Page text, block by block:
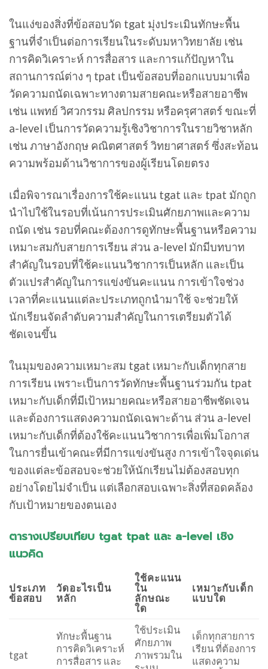
ในแง่ของสิ่งที่ข้อสอบวัด tgat มุ่งประเมินทักษะพื้น
ฐานที่จำเป็นต่อการเรียนในระดับมหาวิทยาลัย เช่น
การคิดวิเคราะห์ การสื่อสาร และการแก้ปัญหาใน
สถานการณ์ต่าง ๆ tpat เป็นข้อสอบที่ออกแบบมาเพื่อ
วัดความถนัดเฉพาะทางตามสายคณะหรือสายอาชีพ
เช่น แพทย์ วิศวกรรม ศิลปกรรม หรือครุศาสตร์ ขณะที่
a-level เป็นการวัดความรู้เชิงวิชาการในรายวิชาหลัก
เช่น ภาษาอังกฤษ คณิตศาสตร์ วิทยาศาสตร์ ซึ่งสะท้อน
ความพร้อมด้านวิชาการของผู้เรียนโดยตรง
เมื่อพิจารณาเรื่องการใช้คะแนน tgat และ tpat มักถูก
นำไปใช้ในรอบที่เน้นการประเมินศักยภาพและความ
ถนัด เช่น รอบที่คณะต้องการดูทักษะพื้นฐานหรือความ
เหมาะสมกับสายการเรียน ส่วน a-level มักมีบทบาท
สำคัญในรอบที่ใช้คะแนนวิชาการเป็นหลัก และเป็น
ตัวแปรสำคัญในการแข่งขันคะแนน การเข้าใจช่วง
เวลาที่คะแนนแต่ละประเภทถูกนำมาใช้ จะช่วยให้
นักเรียนจัดลำดับความสำคัญในการเตรียมตัวได้
ชัดเจนขึ้น
ในมุมของความเหมาะสม tgat เหมาะกับเด็กทุกสาย
การเรียน เพราะเป็นการวัดทักษะพื้นฐานร่วมกัน tpat
เหมาะกับเด็กที่มีเป้าหมายคณะหรือสายอาชีพชัดเจน
และต้องการแสดงความถนัดเฉพาะด้าน ส่วน a-level
เหมาะกับเด็กที่ต้องใช้คะแนนวิชาการเพื่อเพิ่มโอกาส
ในการยื่นเข้าคณะที่มีการแข่งขันสูง การเข้าใจจุดเด่น
ของแต่ละข้อสอบจะช่วยให้นักเรียนไม่ต้องสอบทุก
อย่างโดยไม่จำเป็น แต่เลือกสอบเฉพาะสิ่งที่สอดคล้อง
กับเป้าหมายของตนเอง
ตารางเปรียบเทียบ tgat tpat และ a-level เชิง
แนวคิด
ประเภท
ข้อสอบ
วัดอะไรเป็น
หลัก
ใช้คะแนน
ใน
ลักษณะ
ใด
เหมาะกับเด็ก
แบบใด
tgat
ทักษะพื้นฐาน
การคิดวิเคราะห์
การสื่อสาร และ
ใช้ประเมิน
ศักยภาพ
ภาพรวมใน
เด็กทุกสายการ
เรียน ที่ต้องการ
แสดงความ